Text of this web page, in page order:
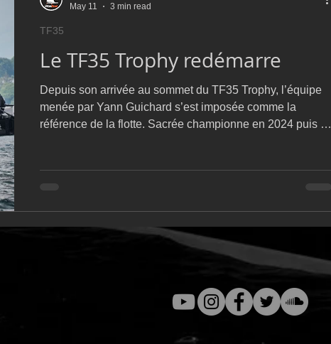
Le TF35 Trophy redémarre
Depuis son arrivée au sommet du TF35 Trophy, l’équipe
menée par Yann Guichard s’est imposée comme la
référence de la flotte. Sacrée championne en 2024 puis en
courts, elle a néanmoins procédé à plusieurs ajustements
ciblés durant l’intersaison. Deux changements
TF35
May 11
3 min read